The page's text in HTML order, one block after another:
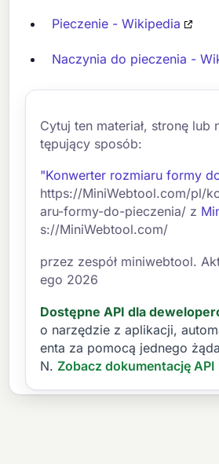
Pieczenie - Wikipedia
Naczynia do pieczenia -
Cytuj ten materiał, stronę lub
tępujący sposób:
"Konwerter rozmiaru formy
https://MiniWebtool.com/pl/
aru-formy-do-pieczenia/ z
s://MiniWebtool.com/
przez zespół miniwebtool.
ego 2026
Dostępne API dla
o narzędzie z aplikacji,
enta za pomocą jednego
N. Zobacz dokumentację API